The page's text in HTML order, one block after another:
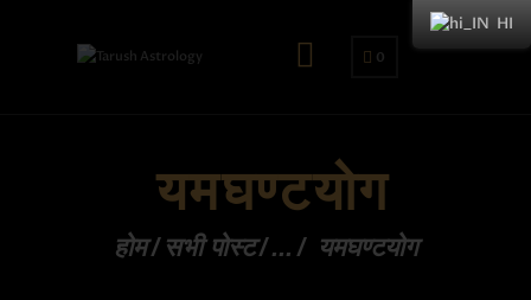
0
यमघण्टयोग
होम सभी पोस्ट ... यमघण्टयोग
HI